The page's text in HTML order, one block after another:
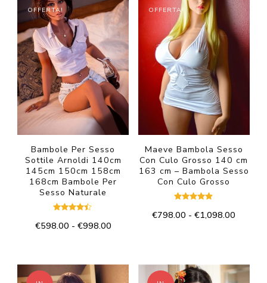
OFFERTA!
Bambole Per Sesso
Sottile Arnoldi 140cm
145cm 150cm 158cm
168cm Bambole Per
Sesso Naturale
4.33
€598.00 - €998.00Fascia
da
ha
OFFERTA!
Maeve Bambola Sesso
Con Culo Grosso 140 cm
163 cm – Bambola Sesso
Con Culo Grosso
4.75
€798.00 - €1,098.00
a
ha